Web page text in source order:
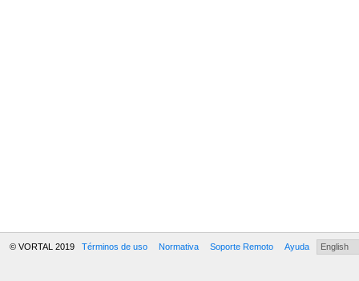
© VORTAL 2019 Términos de uso Normativa Soporte Remoto Ayuda